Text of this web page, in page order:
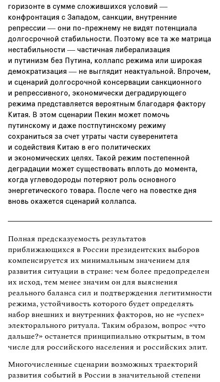
горизонте в сумме сложившихся условий —
конфронтация с Западом, санкции, внутренние
репрессии — они по-прежнему не видят потенциала
долгосрочной стабильности. Поэтому все та же матрица
нестабильности — частичная либерализация
и путинизм без Путина, коллапс режима или широкая
демократизация — не выглядит неактуальной. Впрочем,
и сценарий долгосрочной консервации санкционного
и репрессивного, экономически деградирующего
режима представляется вероятным благодаря фактору
Китая. В этом сценарии Пекин может помочь
путинскому и даже постпутинскому режиму
сохраниться за счет утраты части суверенитета
и содействия Китаю в его политических
и экономических целях. Такой режим постепенной
деградации может существовать вплоть до момента,
когда углеводороды потеряют роль основного
энергетического товара. После чего на повестке дня
вновь окажется сценарий коллапса.
Полная предсказуемость результатов
приближающихся в России президентских выборов
компенсируется их минимальным значением для
развития ситуации в стране: чем более предопределен
их исход, тем менее значим он для выяснения
реального баланса сил и подтверждения легитимности
режима, устойчивость которого будет определять
набор внешних и внутренних факторов, но не «успех»
электорального ритуала. Таким образом, вопрос «что
дальше?» останется принципиально открытым, в том
числе для российского населения и российских элит.
Многочисленные сценарии возможных траекторий
развития событий в России в значительной степени